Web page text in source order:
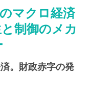
マクロ経済
制御のメカ
。財政赤字の発